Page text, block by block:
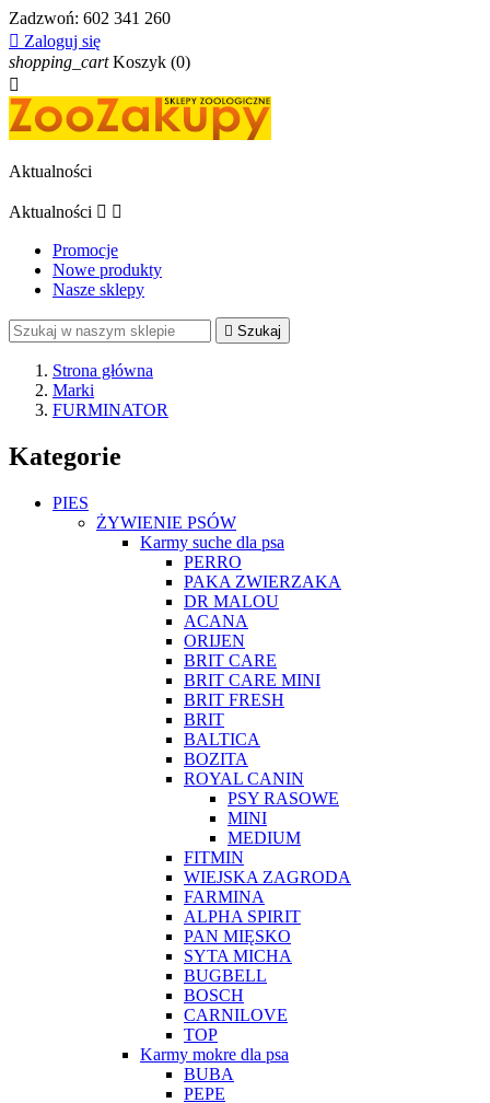
Zadzwoń: 602 341 260
 Zaloguj się
shopping_cart Koszyk (0)

Aktualności
Aktualności  
Promocje
Nowe produkty
Nasze sklepy
 Szukaj
Strona główna
Marki
FURMINATOR
Kategorie
PIES
ŻYWIENIE PSÓW
Karmy suche dla psa
PERRO
PAKA ZWIERZAKA
DR MALOU
ACANA
ORIJEN
BRIT CARE
BRIT CARE MINI
BRIT FRESH
BRIT
BALTICA
BOZITA
ROYAL CANIN
PSY RASOWE
MINI
MEDIUM
FITMIN
WIEJSKA ZAGRODA
FARMINA
ALPHA SPIRIT
PAN MIĘSKO
SYTA MICHA
BUGBELL
BOSCH
CARNILOVE
TOP
Karmy mokre dla psa
BUBA
PEPE